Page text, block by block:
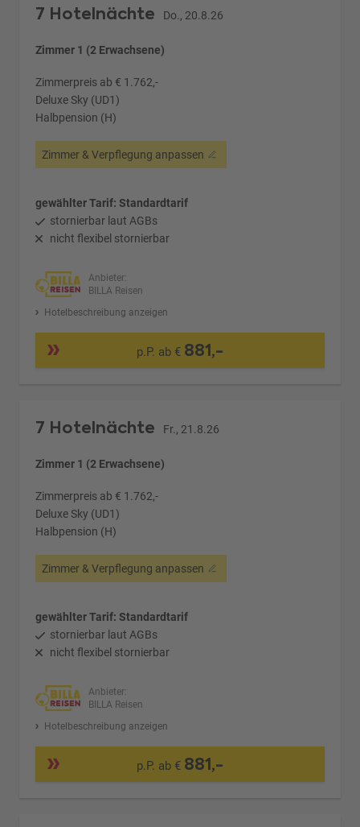
7 Hotelnächte Do., 20.8.26
Zimmer 1 (2 Erwachsene)
Zimmerpreis ab € 1.762,-
Deluxe Sky (UD1)
Halbpension (H)
Zimmer & Verpflegung anpassen
gewählter Tarif: Standardtarif
stornierbar laut AGBs
nicht flexibel stornierbar
Anbieter:
BILLA Reisen
Hotelbeschreibung anzeigen
p.P. ab € 881,-
7 Hotelnächte Fr., 21.8.26
Zimmer 1 (2 Erwachsene)
Zimmerpreis ab € 1.762,-
Deluxe Sky (UD1)
Halbpension (H)
Zimmer & Verpflegung anpassen
gewählter Tarif: Standardtarif
stornierbar laut AGBs
nicht flexibel stornierbar
Anbieter:
BILLA Reisen
Hotelbeschreibung anzeigen
p.P. ab € 881,-